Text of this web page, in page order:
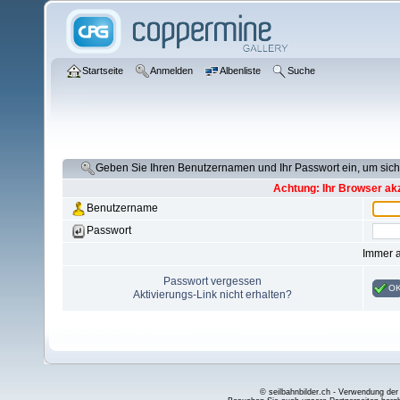
Startseite Anmelden Albenliste Suche
Geben Sie Ihren Benutzernamen und Ihr Passwort ein, um
Achtung: Ihr Browser
Benutzername
Passwort
Immer
Passwort vergessen
Aktivierungs-Link nicht erhalten?
© seilbahnbilder.ch - Verwendung